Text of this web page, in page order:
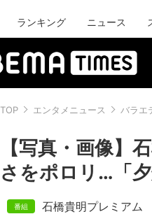
ランキング ニュース
TOP エンタメニュース バラエ
【写真・画像】
さをポロリ…「
石橋貴明プレミアム